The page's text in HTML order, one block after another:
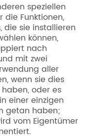
speziellen
die Funktionen,
die sie installieren
können,
nach
mit zwei
aller
wenn sie dies
oder es
einer einzigen
getan haben;
vom Eigentümer